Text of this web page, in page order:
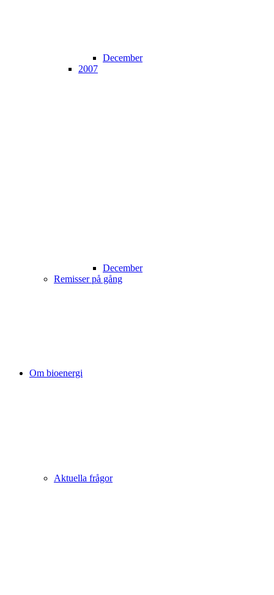
December
2007
December
Remisser på gång
Om bioenergi
Aktuella frågor